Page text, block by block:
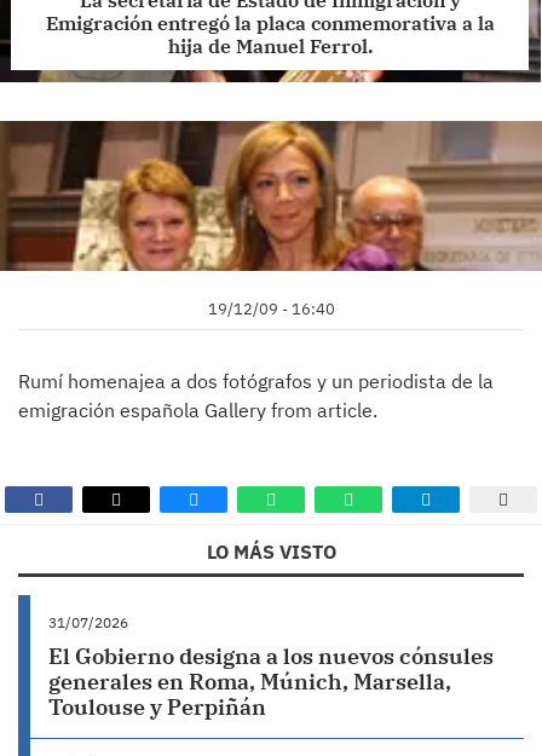
Emigración entregó la placa conmemorativa a la
hija de Manuel Ferrol.
19/12/09 - 16:40
Rumí homenajea a dos fotógrafos y un periodista de la
emigración española Gallery from article.
LO MÁS VISTO
31/07/2026
El Gobierno designa a los nuevos cónsules
generales en Roma, Múnich, Marsella,
Toulouse y Perpiñán